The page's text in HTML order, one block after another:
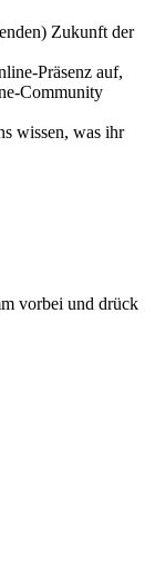
Zukunft der
Präsenz auf,
Community
wissen, was ihr
vorbei und drück